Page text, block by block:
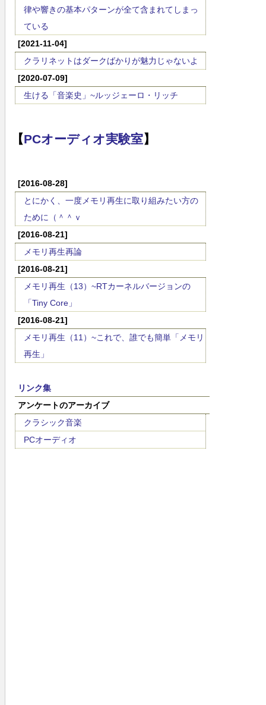
律や響きの基本パターンが全て含まれてしまっ
ている
[2021-11-04]
クラリネットはダークばかりが魅力じゃないよ
[2020-07-09]
生ける「音楽史」~ルッジェーロ・リッチ
【PCオーディオ実験室】
[2016-08-28]
とにかく、一度メモリ再生に取り組みたい方の
ために（＾＾ｖ
[2016-08-21]
メモリ再生再論
[2016-08-21]
メモリ再生（13）~RTカーネルバージョンの
「Tiny Core」
[2016-08-21]
メモリ再生（11）~これで、誰でも簡単「メモリ
再生」
リンク集
アンケートのアーカイブ
クラシック音楽
PCオーディオ